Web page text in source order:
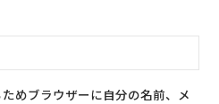
めブラウザーに自分の名前、メ